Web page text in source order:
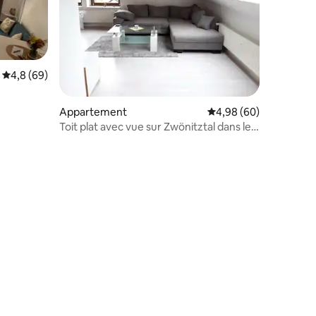
Évaluation moyenne sur la base de 69 commentaires : 4,8 sur 5
4,8 (69)
Appartement Évaluation moyenne
4,98 (60)
Toit plat avec vue sur Zwönitztal dans les